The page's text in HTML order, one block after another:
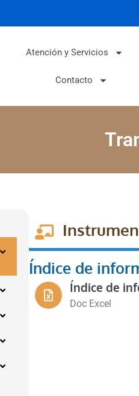
Atención y Servicios
Contacto
Índice de
Índice de
Doc Excel